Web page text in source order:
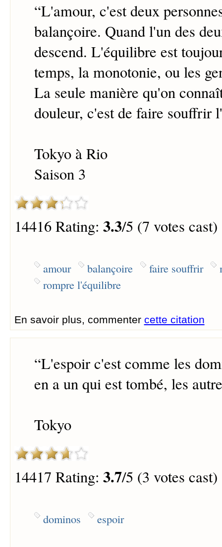
“L'amour, c'est deux
balançoire. Quand l'un des
descend. L'équilibre est
temps, la monotonie, ou les
La seule manière qu'on
douleur, c'est de faire souffrir
Tokyo à Rio
Saison 3
14416 Rating: 3.3/5 (7 votes cast)
amour balançoire faire souffrir
rompre l'équilibre
En savoir plus, commenter cette citation
“L'espoir c'est comme les
en a un qui est tombé, les
Tokyo
14417 Rating: 3.7/5 (3 votes cast)
dominos espoir